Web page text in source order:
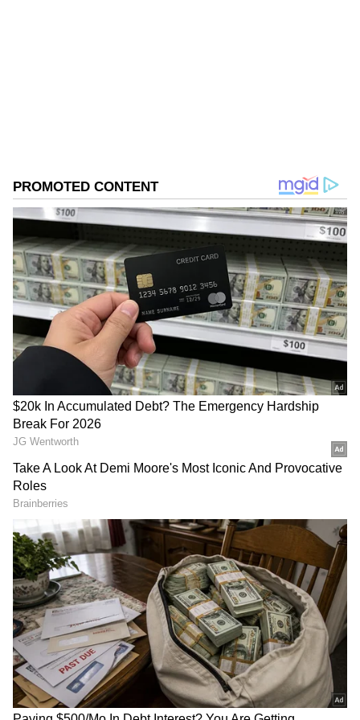
కొత్తగా ప్రకటించిన ఈ సహకారాన్ని అనుసరించి, వారెన్
బఫెట్‌కి ఇప్పుడు 2,07,963 బెర్క్‌షైర్ హాత్వే క్లాస్ A షేర్స్,
2,586 క్లాస్ B షేర్స్ ఉన్నాయి, దీని మొత్తం విలువ
సుమారు $128 బిలియన్లు.
DOWNLOAD APP
RECOMMENDED STORIES